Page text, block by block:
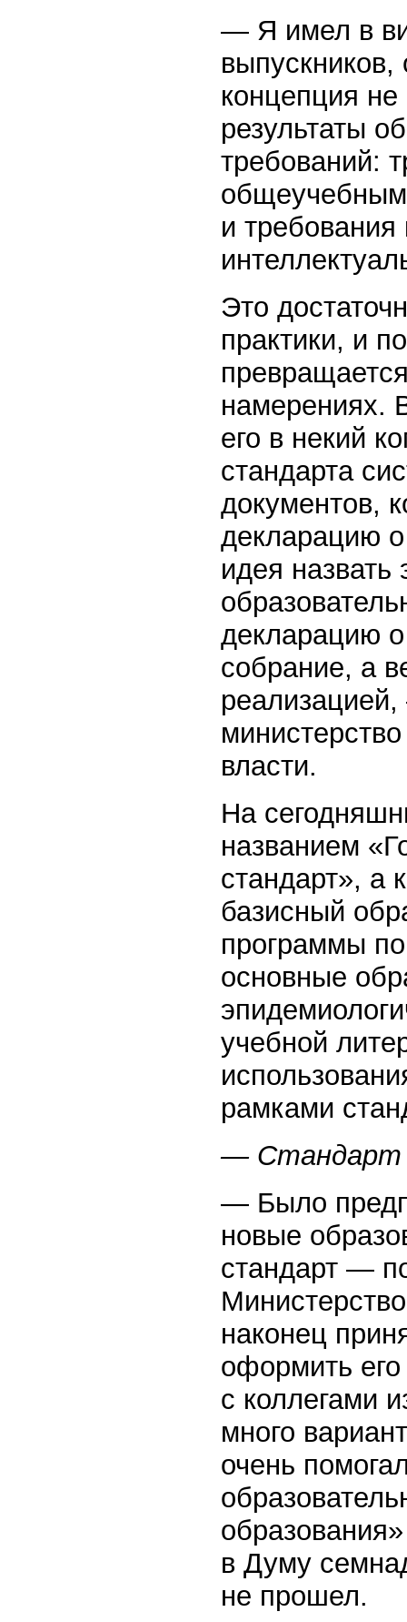
— Я имел в
концепция
результаты
требований:
и
Это
практики, и
намерениях.
его в некий
стандарта
документов,
декларацию
идея назвать
декларацию
собрание, а
власти.
На
названием
стандарт», а
базисный
программы
основные
учебной
рамками
— Стандарт
— Было
новые
стандарт —
наконец
оформить
с коллегами
много
очень
в Думу
не прошел.